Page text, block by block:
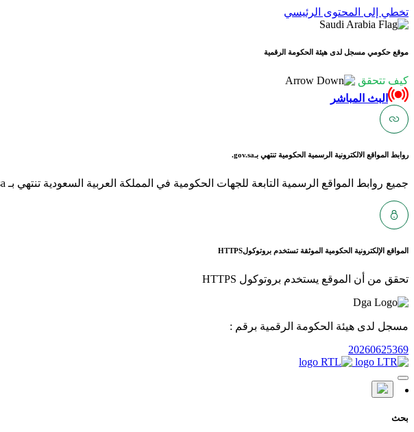
تخطي إلى المحتوى الرئيسي
موقع حكومي مسجل لدى هيئة الحكومة الرقمية
كيف تتحقق
البث المباشر
روابط المواقع الالكترونية الرسمية الحكومية تنتهي بـgov.sa.
جميع روابط المواقع الرسمية التابعة للجهات الحكومية في المملكة العربية السعودية تنتهي بـ gov.sa
المواقع الإلكترونية الحكومية الموثقة تستخدم بروتوكولHTTPS
تحقق من أن الموقع يستخدم بروتوكول HTTPS
مسجل لدى هيئة الحكومة الرقمية برقم :
20260625369
بحث